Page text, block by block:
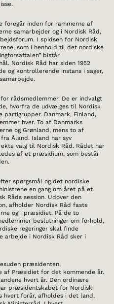
foregår inden for rammerne af
samarbejder og i Nordisk Råd,
I spidsen for Nordisk
som i henhold til det nordiske
bistår
Nordisk Råd har siden 1952
og kontrollerende instans i sager,
rådsmedlemmer. De er indvalgt
hvorfra de udvælges til Nordisk
Danmark, Finland,
hver. To af Danmarks
og Grønland, mens to af
Åland. Island har syv
valg til Nordisk Råd. Rådet har
af et præsidium, som består
spørgsmål og det nordiske
en gang om året på et
Råds session. Udover den
afholder Nordisk Råd faste
og i præsidiet. På de to
beslutninger om forhold,
regeringer skal finde
arbejde i Nordisk Råd sker i
præsidenten,
af Præsidiet for det kommende år.
hvert år. Den ordinære
præsidentskabet for Nordisk
hvert forår, afholdes i det land,